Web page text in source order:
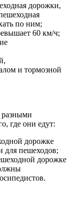
дорожки,
по ним;
60 км/ч;
и тормозной
где они едут:
дорожке
для пешеходов;
дорожке